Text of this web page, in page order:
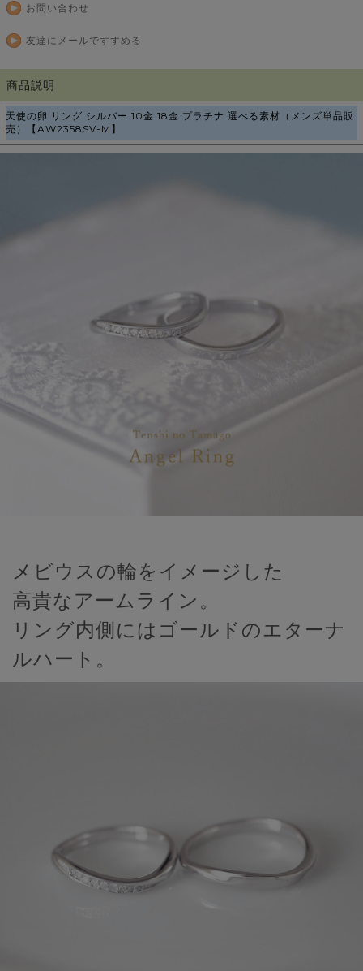
お問い合わせ
友達にメールですすめる
商品説明
天使の卵 リング シルバー 10金 18金 プラチナ 選べる素材（メンズ単品販
売）【AW2358SV-M】
メビウスの輪をイメージした
高貴なアームライン。
リング内側にはゴールドのエターナ
ルハート。